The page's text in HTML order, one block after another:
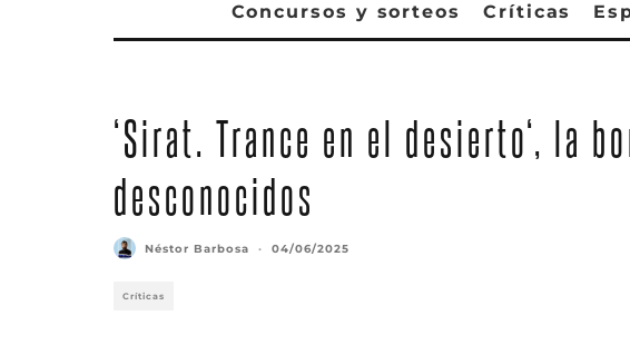
Concursos y sorteos Críticas
‘Sirat. Trance en el desierto‘, la
desconocidos
Néstor Barbosa · 04/06/2025
Críticas